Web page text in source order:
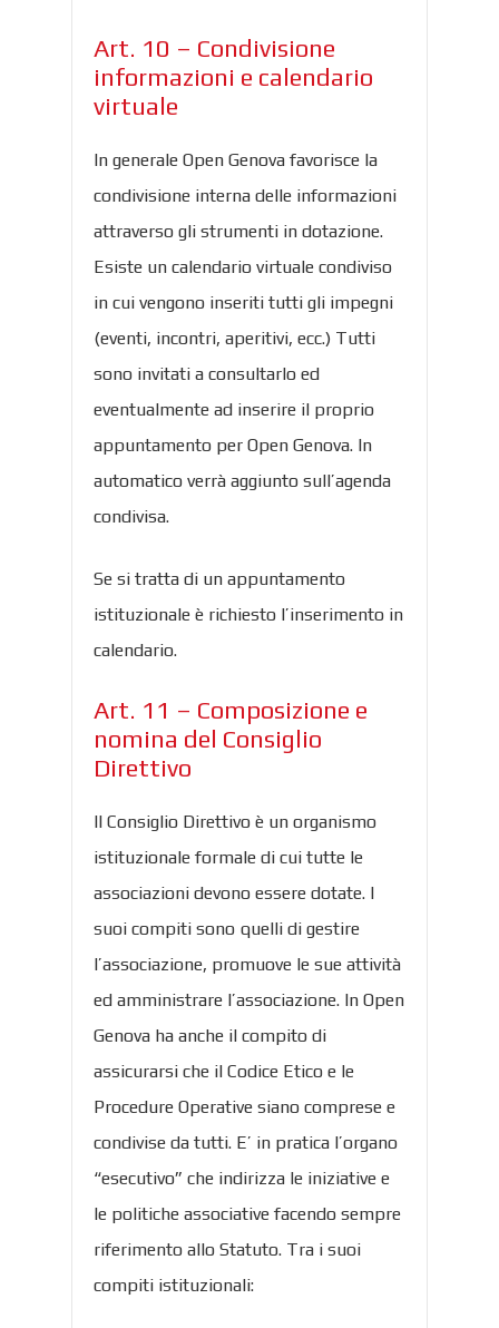
Art. 10 – Condivisione
informazioni e calendario
virtuale
In generale Open Genova favorisce la
condivisione interna delle informazioni
attraverso gli strumenti in dotazione.
Esiste un calendario virtuale condiviso
in cui vengono inseriti tutti gli impegni
(eventi, incontri, aperitivi, ecc.) Tutti
sono invitati a consultarlo ed
eventualmente ad inserire il proprio
appuntamento per Open Genova. In
automatico verrà aggiunto sull’agenda
condivisa.
Se si tratta di un appuntamento
istituzionale è richiesto l’inserimento in
calendario.
Art. 11 – Composizione e
nomina del Consiglio
Direttivo
Il Consiglio Direttivo è un organismo
istituzionale formale di cui tutte le
associazioni devono essere dotate. I
suoi compiti sono quelli di gestire
l’associazione, promuove le sue attività
ed amministrare l’associazione. In Open
Genova ha anche il compito di
assicurarsi che il Codice Etico e le
Procedure Operative siano comprese e
condivise da tutti. E’ in pratica l’organo
“esecutivo” che indirizza le iniziative e
le politiche associative facendo sempre
riferimento allo Statuto. Tra i suoi
compiti istituzionali: